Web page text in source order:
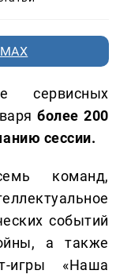
сервисных
более 200
сессии.
команд,
событий
а также
игры «Наша